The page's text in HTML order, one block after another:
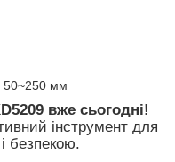
50~250 мм
вже сьогодні!
інструмент для
безпекою.